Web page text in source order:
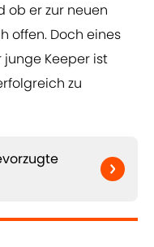
ob er zur neuen
offen. Doch eines
Keeper ist
zu